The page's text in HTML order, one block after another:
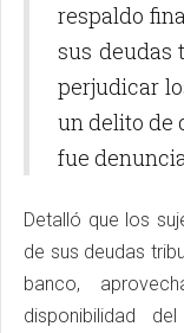
respaldo
sus deudas
perjudicar
un delito de
fue
Detalló que los
de sus deudas
banco,
disponibilidad